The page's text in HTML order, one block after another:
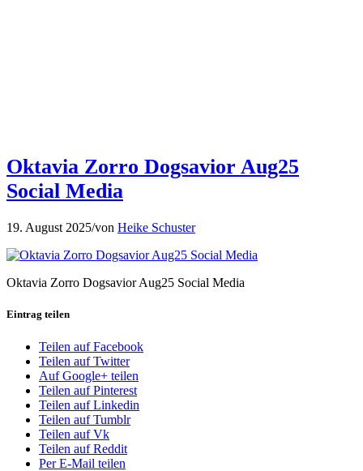
Oktavia Zorro Dogsavior Aug25
Social Media
19. August 2025/von Heike Schuster
Oktavia Zorro Dogsavior Aug25 Social Media
Eintrag teilen
Teilen auf Facebook
Teilen auf Twitter
Auf Google+ teilen
Teilen auf Pinterest
Teilen auf Linkedin
Teilen auf Tumblr
Teilen auf Vk
Teilen auf Reddit
Per E-Mail teilen